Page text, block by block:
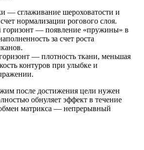
— сглаживание шероховатости и
нормализации рогового слоя.
горизонт — появление «пружины» в
за счет роста
— плотность ткани, меньшая
контуров при улыбке и
после достижения цели нужен
обнуляет эффект в течение
матрикса — непрерывный